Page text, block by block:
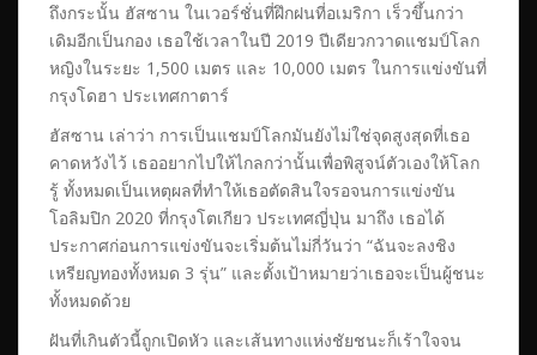
ถึงกระนั้น ฮัสซาน ในเวอร์ชั่นที่ฝึกฝนที่อเมริกา เร็วขึ้นกว่า
เดิมอีกเป็นกอง เธอใช้เวลาในปี 2019 ปีเดียวกวาดแชมป์โลก
หญิงในระยะ 1,500 เมตร และ 10,000 เมตร ในการแข่งขันที่
กรุงโดฮา ประเทศกาตาร์
ฮัสซาน เล่าว่า การเป็นแชมป์โลกมันยังไม่ใช่จุดสูงสุดที่เธอ
คาดหวังไว้ เธออยากไปให้ไกลกว่านั้นเพื่อพิสูจน์ตัวเองให้โลก
รู้ ทั้งหมดเป็นเหตุผลที่ทำให้เธอตัดสินใจรอจนการแข่งขัน
โอลิมปิก 2020 ที่กรุงโตเกียว ประเทศญี่ปุ่น มาถึง เธอได้
ประกาศก่อนการแข่งขันจะเริ่มต้นไม่กี่วันว่า “ฉันจะลงชิง
เหรียญทองทั้งหมด 3 รุ่น” และตั้งเป้าหมายว่าเธอจะเป็นผู้ชนะ
ทั้งหมดด้วย
ฝันที่เกินตัวนี้ถูกเปิดหัว และเส้นทางแห่งชัยชนะก็เร้าใจจน